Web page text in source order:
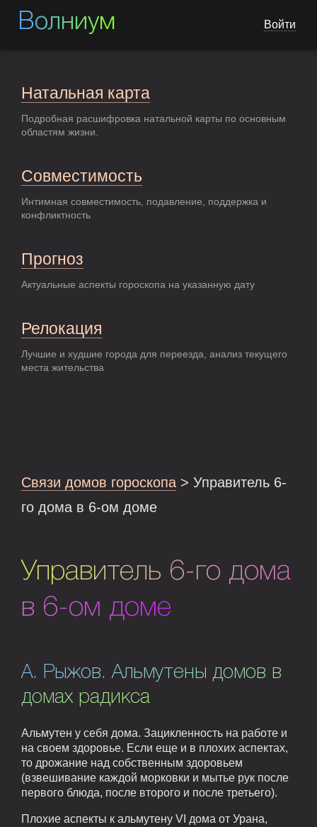
Волниум Войти
Натальная карта
Подробная расшифровка натальной карты по основным
областям жизни.
Совместимость
Интимная совместимость, подавление, поддержка и
конфликтность
Прогноз
Актуальные аспекты гороскопа на указанную дату
Релокация
Лучшие и худшие города для переезда, анализ текущего
места жительства
Связи домов гороскопа > Управитель 6-
го дома в 6-ом доме
Управитель 6-го дома
в 6-ом доме
А. Рыжов. Альмутены домов в
домах радикса
Альмутен у себя дома. Зацикленность на работе и
на своем здоровье. Если еще и в плохих аспектах,
то дрожание над собственным здоровьем
(взвешивание каждой морковки и мытье рук после
первого блюда, после второго и после третьего).
Плохие аспекты к альмутену VI дома от Урана,